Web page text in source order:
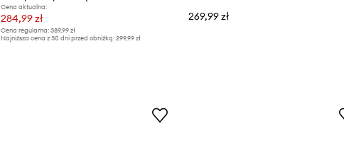
Cena aktualna:
284,99 zł
Cena regularna: 389,99 zł
Najniższa cena z 30 dni przed obniżką: 299,99 zł
269,99 zł